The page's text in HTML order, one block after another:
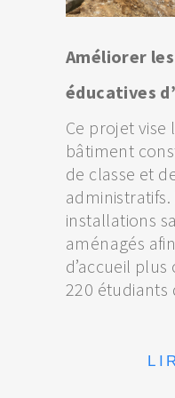
Améliorer
éducatives
Ce projet vise
bâtiment
de classe et
installations
aménagés
d’accueil
220 étudiants